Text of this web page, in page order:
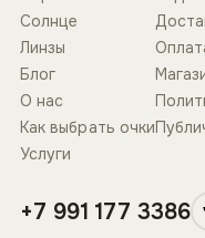
Солнце
Линзы
Блог
О нас
Как выбрать очки
Услуги
+7 991 177 3386